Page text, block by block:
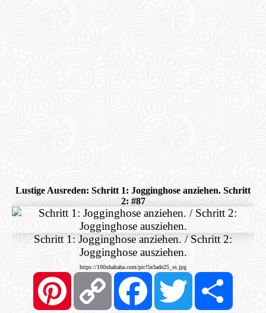
Lustige Ausreden: Schritt 1: Jogginghose anziehen. Schritt
2: #87
Schritt 1: Jogginghose anziehen. / Schritt 2:
Jogginghose ausziehen.
https://100xhahaha.com/pic!5e3ade25_ss.jpg
Pinterest Copy
Link
FacebookTwitter